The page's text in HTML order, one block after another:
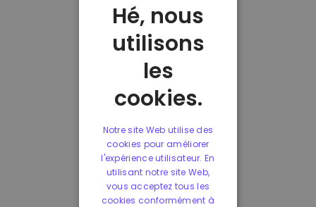
Hé, nous
utilisons
les
cookies.
Notre site Web utilise des
cookies pour améliorer
l'expérience utilisateur. En
utilisant notre site Web,
vous acceptez tous les
cookies conformément à